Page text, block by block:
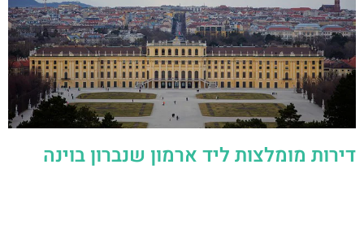
דירות מומלצות ליד ארמון שנברון בוינה